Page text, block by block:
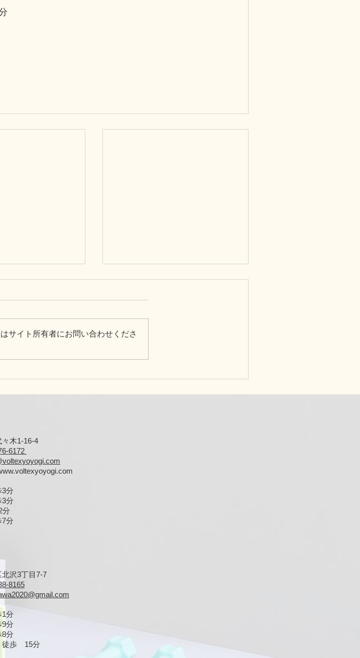
ジム」記事掲載！
サイト所有者にお問い合わせくださ
木1-16-4
6172
分
分
分
分
沢3丁目7-7
8165
分
分
分
徒歩 15分